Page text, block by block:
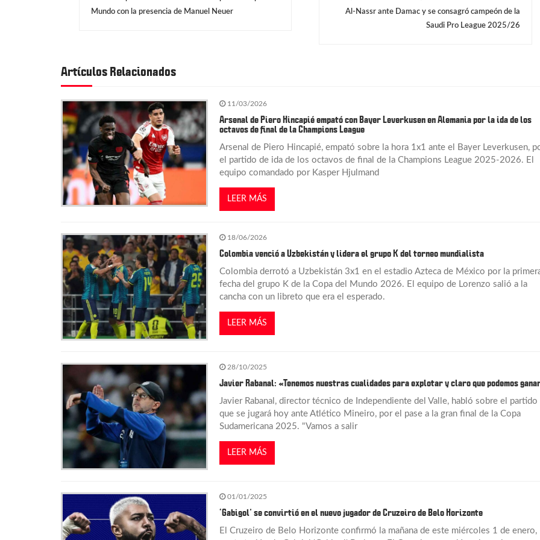
e
g
a
c
i
n
d
e
e
n
t
r
a
d
a
Mundo con la presencia de Manuel Neuer
Al-Nassr ante Damac y se consagró campeón de la
Saudi Pro League 2025/26
Artículos Relacionados
11/03/2026
Arsenal de Piero Hincapié empató con Bayer Leverkusen en Alemania por la ida de los
octavos de final de la Champions League
Arsenal de Piero Hincapié, empató sobre la hora 1x1 ante el Bayer Leverkusen,
el partido de ida de los octavos de final de la Champions League 2025-2026. El
equipo comandado por Kasper Hjulmand
LEER MÁS
18/06/2026
Colombia venció a Uzbekistán y lidera el grupo K del torneo mundialista
Colombia derrotó a Uzbekistán 3x1 en el estadio Azteca de México por la
fecha del grupo K de la Copa del Mundo 2026. El equipo de Lorenzo salió a la
cancha con un libreto que era el esperado.
LEER MÁS
28/10/2025
Javier Rabanal: «Tenemos nuestras cualidades para explotar y claro que podemos
Javier Rabanal, director técnico de Independiente del Valle, habló sobre el partido
que se jugará hoy ante Atlético Mineiro, por el pase a la gran final de la Copa
Sudamericana 2025. "Vamos a salir
LEER MÁS
01/01/2025
‘Gabigol’ se convirtió en el nuevo jugador de Cruzeiro de Belo Horizonte
El Cruzeiro de Belo Horizonte confirmó la mañana de este miércoles 1 de enero,